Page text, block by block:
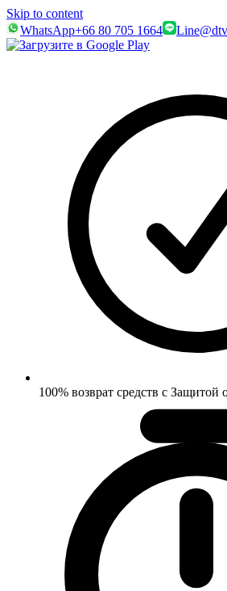
Skip to content
WhatsApp+66 80 705 1664 Line
100% возврат средств с Защитой